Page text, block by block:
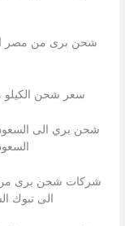
شحن برى من مصر
سعر شحن
شحن بري الى
شركات شحن برى من
الى تبوك